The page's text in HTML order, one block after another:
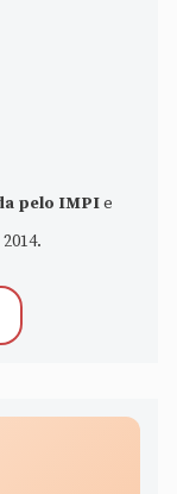
pelo IMPIe